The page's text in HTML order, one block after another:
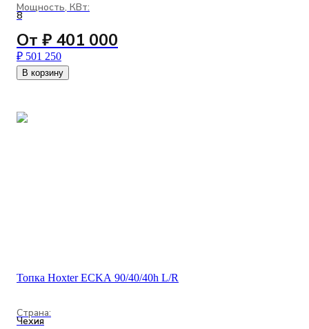
Мощность, КВт:
8
От ₽ 401 000
₽ 501 250
В корзину
Топка Hoxter ECKA 90/40/40h L/R
Страна:
Чехия